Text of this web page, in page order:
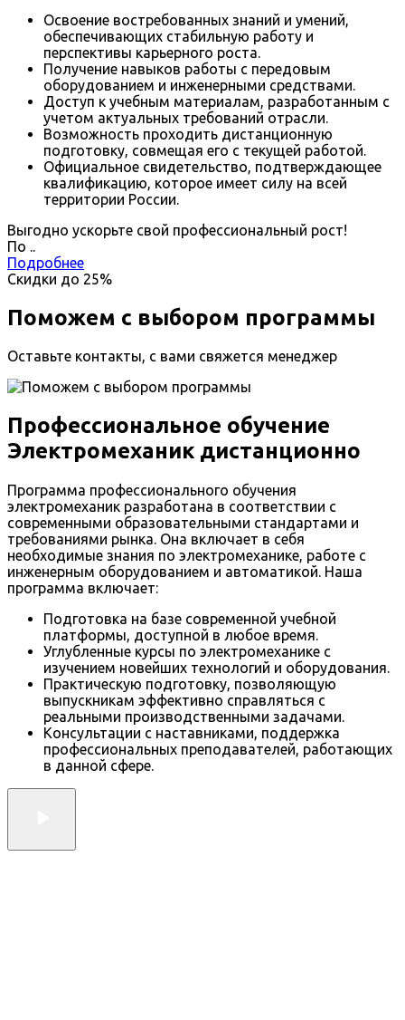
Освоение востребованных знаний и умений,
обеспечивающих стабильную работу и
перспективы карьерного роста.
Получение навыков работы с передовым
оборудованием и инженерными средствами.
Доступ к учебным материалам, разработанным с
учетом актуальных требований отрасли.
Возможность проходить дистанционную
подготовку, совмещая его с текущей работой.
Официальное свидетельство, подтверждающее
квалификацию, которое имеет силу на всей
территории России.
Выгодно ускорьте свой профессиональный рост!
По ..
Подробнее
Скидки до 25%
Поможем с выбором программы
Оставьте контакты, с вами свяжется менеджер
Профессиональное обучение
Электромеханик дистанционно
Программа профессионального обучения
электромеханик разработана в соответствии с
современными образовательными стандартами и
требованиями рынка. Она включает в себя
необходимые знания по электромеханике, работе с
инженерным оборудованием и автоматикой. Наша
программа включает:
Подготовка на базе современной учебной
платформы, доступной в любое время.
Углубленные курсы по электромеханике с
изучением новейших технологий и оборудования.
Практическую подготовку, позволяющую
выпускникам эффективно справляться с
реальными производственными задачами.
Консультации с наставниками, поддержка
профессиональных преподавателей, работающих
в данной сфере.